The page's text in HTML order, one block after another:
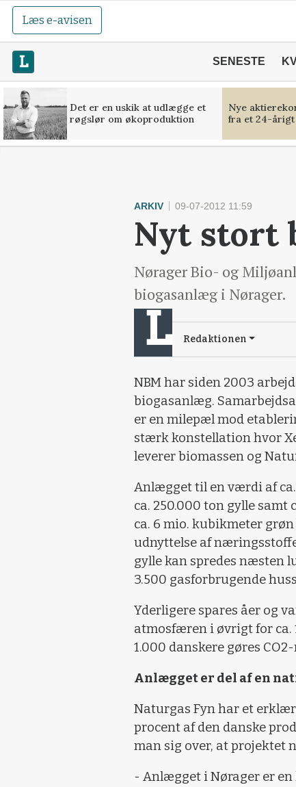
Læs e-avisen
SENESTE
Det er en uskik at udlægge et
røgslør om økoproduktion
Nye
fra et 24-årigt
ARKIV 09-07-2012 11:59
Nyt stort
Nørager Bio- og
biogasanlæg i Nørager.
Redaktionen
NBM har siden 2003
biogasanlæg.
er en milepæl mod
stærk konstellation hvor
leverer biomassen og
Anlægget til en værdi af
ca. 250.000 ton gylle samt
ca. 6 mio. kubikmeter
udnyttelse af
gylle kan spredes næsten
3.500 gasforbrugende
Yderligere spares åer og
atmosfæren i øvrigt for ca.
1.000 danskere gøres
Anlægget er del af en
Naturgas Fyn har et
procent af den danske
man sig over, at projektet
- Anlægget i Nørager er